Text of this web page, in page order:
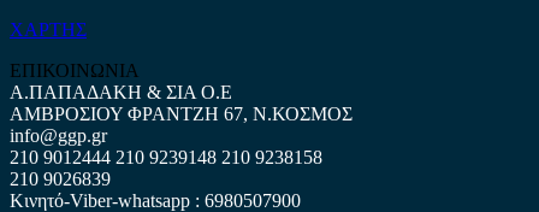
ΧΑΡΤΗΣ
ΕΠΙΚΟΙΝΩΝΙΑ
Α.ΠΑΠΑΔΑΚΗ & ΣΙΑ Ο.Ε
ΑΜΒΡΟΣΙΟΥ ΦΡΑΝΤΖΗ 67, Ν.ΚΟΣΜΟΣ
info@ggp.gr
210 9012444 210 9239148 210 9238158
210 9026839
Κινητό-Viber-whatsapp : 6980507900